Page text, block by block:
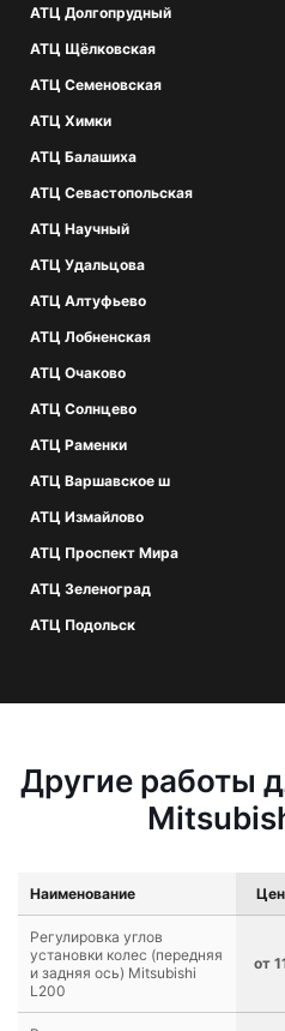
АТЦ Долгопрудный
АТЦ Щёлковская
АТЦ Семеновская
АТЦ Химки
АТЦ Балашиха
АТЦ Севастопольская
АТЦ Научный
АТЦ Удальцова
АТЦ Алтуфьево
АТЦ Лобненская
АТЦ Очаково
АТЦ Солнцево
АТЦ Раменки
АТЦ Варшавское ш
АТЦ Измайлово
АТЦ Проспект Мира
АТЦ Зеленоград
АТЦ Подольск
Другие работы
Наименование
Регулировка углов
установки колес (передняя
и задняя ось) Mitsubishi
L200
от